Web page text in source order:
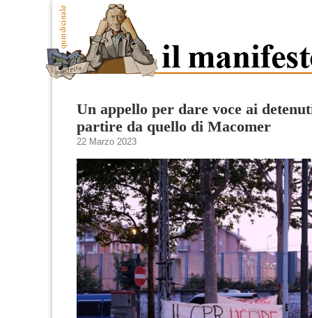
Un appello per dare voce ai
partire da quello di Macomer
22 Marzo 2023